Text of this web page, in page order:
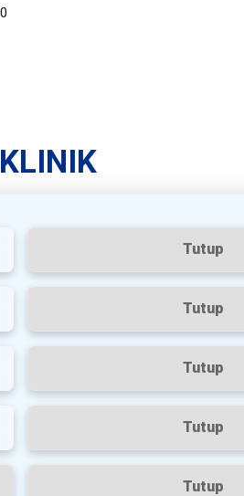
Tutup
Tutup
Tutup
Tutup
Tutup